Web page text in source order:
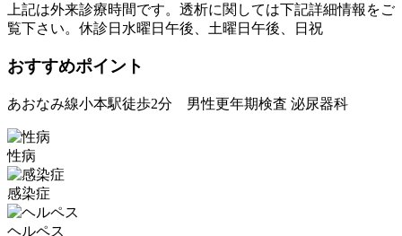
上記は外来診療時間です。透析に関しては下記詳細情報をご
覧下さい。休診日水曜日午後、土曜日午後、日祝
おすすめポイント
あおなみ線小本駅徒歩2分 男性更年期検査 泌尿器科
性病
感染症
ヘルペス